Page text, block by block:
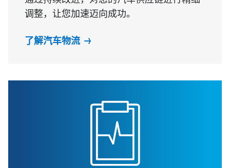
调整，让您加速迈向成功。
了解汽车物流